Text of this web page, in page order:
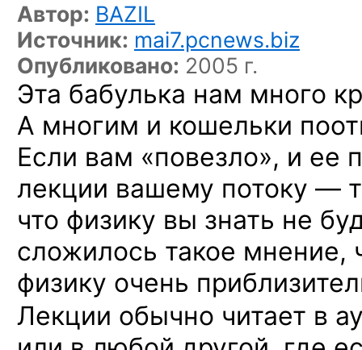
Автор: BAZIL
Источник: mai7.pcnews.biz
Опубликовано: 2005 г.
Эта бабулька нам много
А многим и кошельки
Если вам «повезло», и ее
лекции вашему потоку —
что физику вы знать не
сложилось такое мнение,
физику очень
Лекции обычно читает в